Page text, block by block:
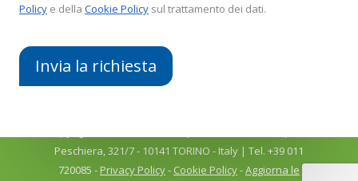
Policy e della Cookie Policy sul trattamento dei dati.
Peschiera, 321/7 - 10141 TORINO - Italy | Tel. +39 011
720085 -Privacy Policy- Cookie Policy-Aggiorna le